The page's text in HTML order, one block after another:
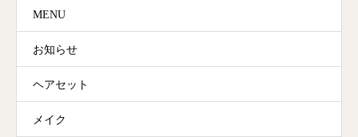
MENU
お知らせ
ヘアセット
メイク